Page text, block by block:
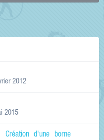
2012
2015
d'une borne